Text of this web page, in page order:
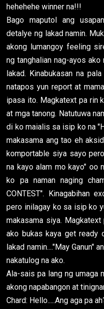
hehehehe winner na!!!
Bago maputol ang
detalye ng lakad namin.
akong lumangoy feeling
ng tanghalian nag-ayos
lakad. Kinabukasan na
natapos yun report at
ipasa ito. Magkatext pa rin
at mga tanong. Natutuwa
di ko maialis sa isip ko na
makasama ang tao eh
komportable siya sayo
na kayo alam mo kayo" oo
ko pa naman naging
CONTEST". Kinagabihan
pero inilagay ko sa isip ko
makasama siya.
ako bukas kaya get ready
lakad namin...."May Ganun"
nakatulog na ako.
Ala-sais pa lang ng umaga
akong napabangon at
Chard: Hello.....Ang aga pa